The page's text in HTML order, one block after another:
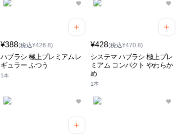
¥388(税込¥426.8)
ハブラシ 極上プレミアムレ
ギュラー ふつう
1本
¥428(税込¥470.8)
システマ ハブラシ 極上プレ
ミアム コンパクト やわらか
め
1本